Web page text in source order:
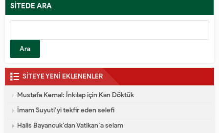
çıkacağından,
SİTEDE ARA
SİTEYE YENİ EKLENENLER
Mustafa Kemal: İnkılap için Kan Döktük
İmam Suyuti’yi tekfir eden selefi
Halis Bayancuk’dan Vatikan’a selam